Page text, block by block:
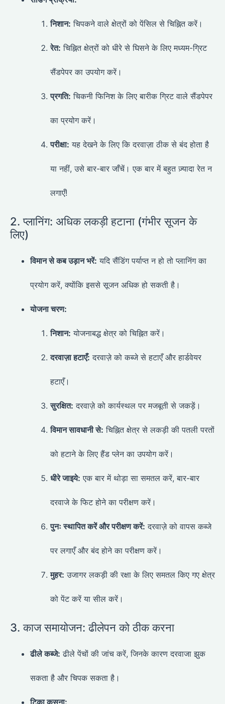
निशान: चिपकने वाले क्षेत्रों को पेंसिल से चिह्नित करें।
रेत: चिह्नित क्षेत्रों को धीरे से घिसने के लिए मध्यम-ग्रिट
सैंडपेपर का उपयोग करें।
प्रगति: चिकनी फिनिश के लिए बारीक ग्रिट वाले सैंडपेपर
का प्रयोग करें।
परीक्षा: यह देखने के लिए कि दरवाज़ा ठीक से बंद होता है
या नहीं, उसे बार-बार जाँचें। एक बार में बहुत ज़्यादा रेत न
लगाएँ!
2. प्लानिंग: अधिक लकड़ी हटाना (गंभीर सूजन के
लिए)
विमान से कब उड़ान भरें: यदि सैंडिंग पर्याप्त न हो तो प्लानिंग का
प्रयोग करें, क्योंकि इससे सूजन अधिक हो सकती है।
योजना चरण:
निशान: योजनाबद्ध क्षेत्र को चिह्नित करें।
दरवाज़ा हटाएँ: दरवाज़े को कब्जे से हटाएँ और हार्डवेयर
हटाएँ।
सुरक्षित: दरवाज़े को कार्यस्थल पर मजबूती से जकड़ें।
विमान सावधानी से: चिह्नित क्षेत्र से लकड़ी की पतली परतों
को हटाने के लिए हैंड प्लेन का उपयोग करें।
धीरे जाइये: एक बार में थोड़ा सा समतल करें, बार-बार
दरवाजे के फिट होने का परीक्षण करें।
पुनः स्थापित करें और परीक्षण करें: दरवाज़े को वापस कब्जे
पर लगाएँ और बंद होने का परीक्षण करें।
मुहर: उजागर लकड़ी की रक्षा के लिए समतल किए गए क्षेत्र
को पेंट करें या सील करें।
3. काज समायोजन: ढीलेपन को ठीक करना
ढीले कब्जे: ढीले पेंचों की जांच करें, जिनके कारण दरवाजा झुक
सकता है और चिपक सकता है।
टिका कसना: